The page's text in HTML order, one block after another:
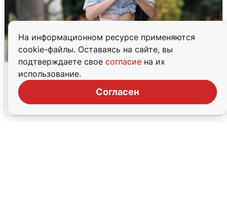
На информационном ресурсе применяются
cookie-файлы. Оставаясь на сайте, вы
подтверждаете свое согласие на их
использование.
Согласен
Волгоградцы остались без
мобильного интернета
6 августа 0